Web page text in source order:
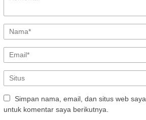
Simpan nama, email, dan situs web
untuk komentar saya berikutnya.